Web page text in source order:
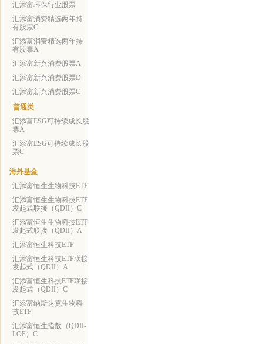
汇添富环保行业股票
汇添富消费精选两年持
有股票C
汇添富消费精选两年持
有股票A
汇添富新兴消费股票A
汇添富新兴消费股票D
汇添富新兴消费股票C
普通类
汇添富ESG可持续成长股
票A
汇添富ESG可持续成长股
票C
海外基金
汇添富恒生生物科技ETF
汇添富恒生生物科技ETF
发起式联接（QDII）C
汇添富恒生生物科技ETF
发起式联接（QDII）A
汇添富恒生科技ETF
汇添富恒生科技ETF联接
发起式（QDII）A
汇添富恒生科技ETF联接
发起式（QDII）C
汇添富纳斯达克生物科
技ETF
汇添富恒生指数（QDII-
LOF）C